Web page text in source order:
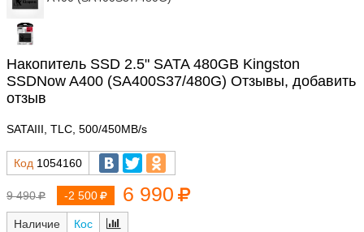
Накопитель SSD 2.5" SATA 480GB Kingston
SSDNow A400 (SA400S37/480G) Отзывы, добавить
отзыв
SATAIII, TLC, 500/450MB/s
Код 1054160
9 490 -2 500 6 990
Наличие
Кос